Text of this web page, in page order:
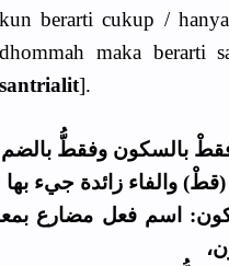
berarti cukup /
maka berarti
santrialit].
فقطْ بالسكون وفقطُّ
والفاء زائدة جيء بها
اسم فعل مضارع